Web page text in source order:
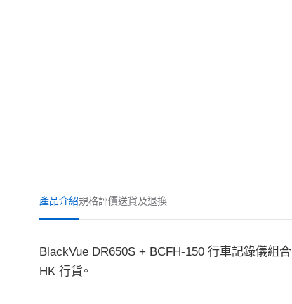
產品介紹規格評價送貨及退換
BlackVue DR650S + BCFH-150 行車記錄儀組合
HK 行貨。